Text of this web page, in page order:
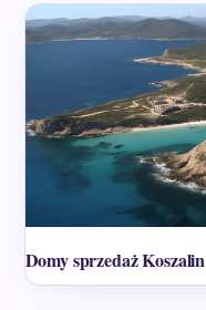
Domy sprzedaż Koszalin